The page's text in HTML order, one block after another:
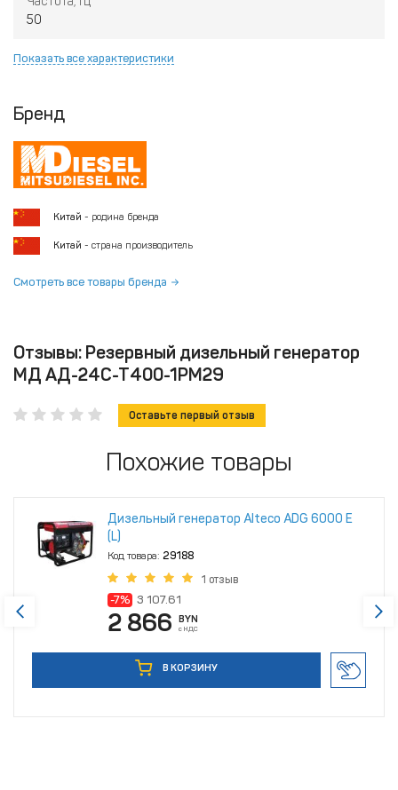
50
Показать все характеристики
Бренд
Китай - родина бренда
Китай - страна производитель
Смотреть все товары бренда
Отзывы: Резервный дизельный генератор
МД АД-24С-Т400-1РМ29
Оставьте первый отзыв
Похожие товары
Дизельный генератор Alteco ADG 6000 Е
(L)
Код товара: 29188
1 отзыв
-7% 3 107.61
2 866 BYN
с НДС
В КОРЗИНУ